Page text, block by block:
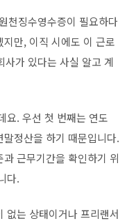
천징수영수증이 필요하다
만, 이직 시에도 이 근로
사가 있다는 사실 알고 계
요. 우선 첫 번째는 연도
정산을 하기 때문입니다.
근무기간을 확인하기 위
다.
없는 상태이거나 프리랜서